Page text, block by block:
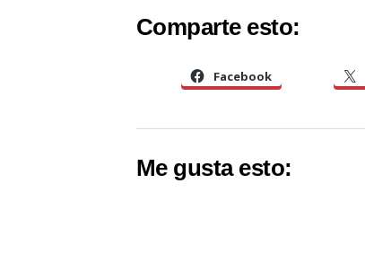
Comparte esto:
Facebook
Me gusta esto: